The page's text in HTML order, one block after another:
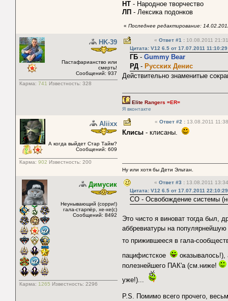
НТ - Народное творчество
ЛП - Лексика подонков
« Последнее редактирование:
HK-39
Пастафарианство или
смерть!
Сообщений: 937
Карма: 741 Известность: 328
« Ответ #1 : 10.08.2011
Цитата: V12 6.5 от 17.07.2011 11:10:29
ГБ - Gummy Bear
РД - Русских Денис
Действительно знаменитые
Elite Rangers =ER=
Я вконтакте
Aliixx
А когда выйдет Стар Тайм?
Сообщений: 609
Карма: 902 Известность: 200
« Ответ #2 : 13.08.2011
Клисы - клисаны.
Ну или хотя бы Дети Эльтан.
Димусик
Неунывающий (сорри!)
гала-старпёр, хе-хе(с)
Сообщений: 8492
Карма: 1265 Известность: 2296
« Ответ #3 : 13.08.2011
Цитата: V12 6.5 от 17.07.2011 22:10:29
СО - Освобождение системы
Это чисто я виноват тогда был,
аббревиатуры на
то прижившееся в гала-
пацифистское
полезнейшего ПАК'а (см.ниже!
уже!)...
P.S. Помимо всего прочего,